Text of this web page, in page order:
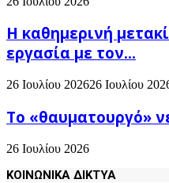
H καθημερινή
εργασία με τον...
26 Ιουλίου 202626 Ιουλίου
Το «θαυματουργό»
26 Ιουλίου 2026
ΚΟΙΝΩΝΙΚΑ ΔΙΚΤΥΑ